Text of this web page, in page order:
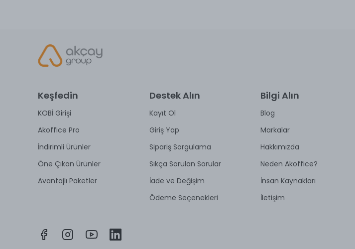
Keşfedin
KOBİ Girişi
Akoffice Pro
İndirimli Ürünler
Öne Çıkan Ürünler
Avantajlı Paketler
Destek Alın
Kayıt Ol
Giriş Yap
Sipariş Sorgulama
Sıkça Sorulan Sorular
İade ve Değişim
Ödeme Seçenekleri
Bilgi Alın
Blog
Markalar
Hakkımızda
Neden Akoffice?
İnsan Kaynakları
İletişim